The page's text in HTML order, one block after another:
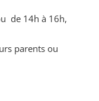
de 14h à 16h,
parents ou